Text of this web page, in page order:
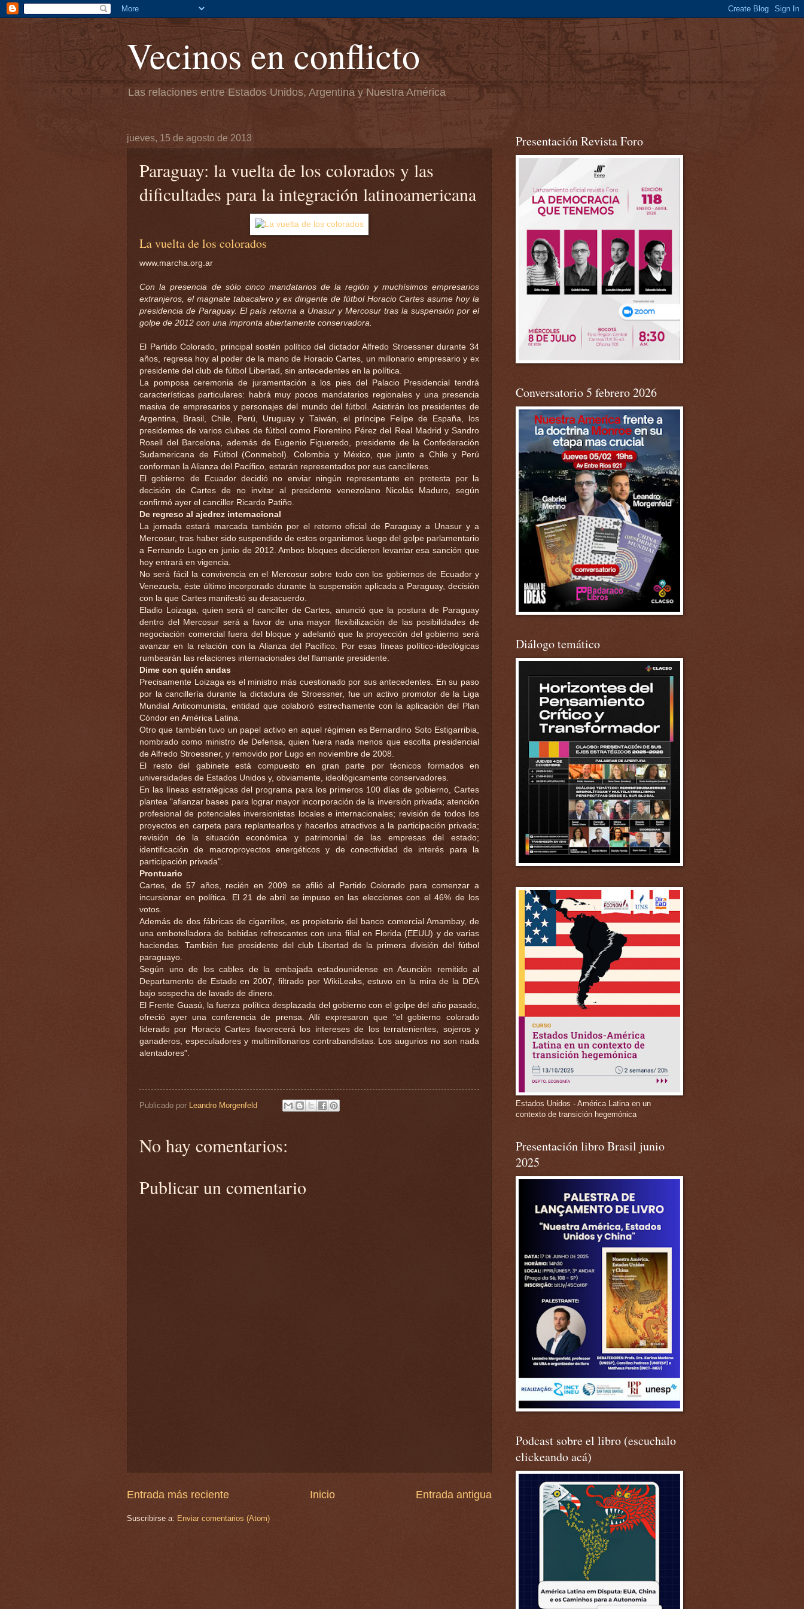
Vecinos en conflicto
Las relaciones entre Estados Unidos, Argentina y Nuestra América
jueves, 15 de agosto de 2013
Paraguay: la vuelta de los colorados y las
dificultades para la integración latinoamericana
La vuelta de los colorados
www.marcha.org.ar
Con la presencia de sólo cinco mandatarios de la región y muchísimos empresarios
extranjeros, el magnate tabacalero y ex dirigente de fútbol Horacio Cartes asume hoy la
presidencia de Paraguay. El país retorna a Unasur y Mercosur tras la suspensión por el
golpe de 2012 con una impronta abiertamente conservadora.
El Partido Colorado, principal sostén político del dictador Alfredo Stroessner durante 34
años, regresa hoy al poder de la mano de Horacio Cartes, un millonario empresario y ex
presidente del club de fútbol Libertad, sin antecedentes en la política.
La pomposa ceremonia de juramentación a los pies del Palacio Presidencial tendrá
características particulares: habrá muy pocos mandatarios regionales y una presencia
masiva de empresarios y personajes del mundo del fútbol. Asistirán los presidentes de
Argentina, Brasil, Chile, Perú, Uruguay y Taiwán, el príncipe Felipe de España, los
presidentes de varios clubes de fútbol como Florentino Pérez del Real Madrid y Sandro
Rosell del Barcelona, además de Eugenio Figueredo, presidente de la Confederación
Sudamericana de Fútbol (Conmebol). Colombia y México, que junto a Chile y Perú
conforman la Alianza del Pacífico, estarán representados por sus cancilleres.
El gobierno de Ecuador decidió no enviar ningún representante en protesta por la
decisión de Cartes de no invitar al presidente venezolano Nicolás Maduro, según
confirmó ayer el canciller Ricardo Patiño.
De regreso al ajedrez internacional
La jornada estará marcada también por el retorno oficial de Paraguay a Unasur y a
Mercosur, tras haber sido suspendido de estos organismos luego del golpe parlamentario
a Fernando Lugo en junio de 2012. Ambos bloques decidieron levantar esa sanción que
hoy entrará en vigencia.
No será fácil la convivencia en el Mercosur sobre todo con los gobiernos de Ecuador y
Venezuela, éste último incorporado durante la suspensión aplicada a Paraguay, decisión
con la que Cartes manifestó su desacuerdo.
Eladio Loizaga, quien será el canciller de Cartes, anunció que la postura de Paraguay
dentro del Mercosur será a favor de una mayor flexibilización de las posibilidades de
negociación comercial fuera del bloque y adelantó que la proyección del gobierno será
avanzar en la relación con la Alianza del Pacífico. Por esas líneas político-ideológicas
rumbearán las relaciones internacionales del flamante presidente.
Dime con quién andas
Precisamente Loizaga es el ministro más cuestionado por sus antecedentes. En su paso
por la cancillería durante la dictadura de Stroessner, fue un activo promotor de la Liga
Mundial Anticomunista, entidad que colaboró estrechamente con la aplicación del Plan
Cóndor en América Latina.
Otro que también tuvo un papel activo en aquel régimen es Bernardino Soto Estigarribia,
nombrado como ministro de Defensa, quien fuera nada menos que escolta presidencial
de Alfredo Stroessner, y removido por Lugo en noviembre de 2008.
El resto del gabinete está compuesto en gran parte por técnicos formados en
universidades de Estados Unidos y, obviamente, ideológicamente conservadores.
En las líneas estratégicas del programa para los primeros 100 días de gobierno, Cartes
plantea "afianzar bases para lograr mayor incorporación de la inversión privada; atención
profesional de potenciales inversionistas locales e internacionales; revisión de todos los
proyectos en carpeta para replantearlos y hacerlos atractivos a la participación privada;
revisión de la situación económica y patrimonial de las empresas del estado;
identificación de macroproyectos energéticos y de conectividad de interés para la
participación privada".
Prontuario
Cartes, de 57 años, recién en 2009 se afilió al Partido Colorado para comenzar a
incursionar en política. El 21 de abril se impuso en las elecciones con el 46% de los
votos.
Además de dos fábricas de cigarrillos, es propietario del banco comercial Amambay, de
una embotelladora de bebidas refrescantes con una filial en Florida (EEUU) y de varias
haciendas. También fue presidente del club Libertad de la primera división del fútbol
paraguayo.
Según uno de los cables de la embajada estadounidense en Asunción remitido al
Departamento de Estado en 2007, filtrado por WikiLeaks, estuvo en la mira de la DEA
bajo sospecha de lavado de dinero.
El Frente Guasú, la fuerza política desplazada del gobierno con el golpe del año pasado,
ofreció ayer una conferencia de prensa. Allí expresaron que "el gobierno colorado
liderado por Horacio Cartes favorecerá los intereses de los terratenientes, sojeros y
ganaderos, especuladores y multimillonarios contrabandistas. Los augurios no son nada
alentadores".
Publicado por Leandro Morgenfeld
No hay comentarios:
Publicar un comentario
Entrada más reciente Entrada antigua
Inicio
Suscribirse a: Enviar comentarios (Atom)
Presentación Revista Foro
Conversatorio 5 febrero 2026
Diálogo temático
Estados Unidos - América Latina en un
contexto de transición hegemónica
Presentación libro Brasil junio
2025
Podcast sobre el libro (escuchalo
clickeando acá)